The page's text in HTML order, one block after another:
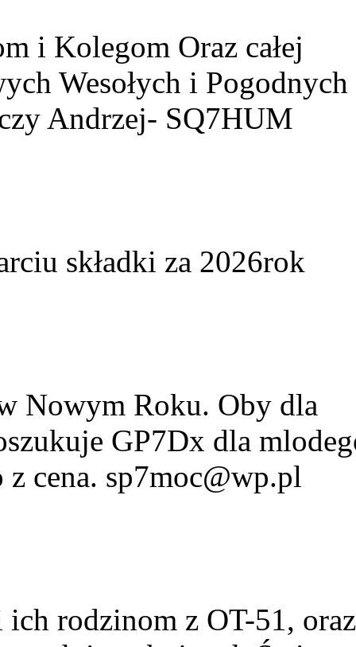
i Kolegom Oraz całej
Wesołych i Pogodnych
Andrzej- SQ7HUM
składki za 2026rok
Nowym Roku. Oby dla
GP7Dx dla
cena. sp7moc@wp.pl
rodzinom z OT-51, oraz